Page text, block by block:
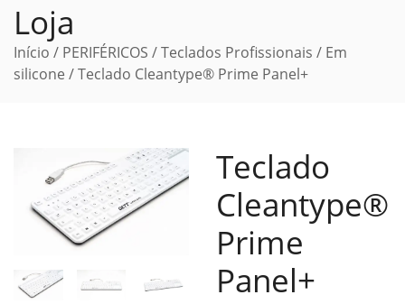
Loja
Início / PERIFÉRICOS /Teclados Profissionais / Em
silicone / Teclado Cleantype® Prime Panel+
Teclado
Cleantype®
Prime
Panel+